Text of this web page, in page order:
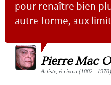
pour renaître bien
autre forme, aux
Pierre Mac
Artiste, écrivain (1882 - 1970)